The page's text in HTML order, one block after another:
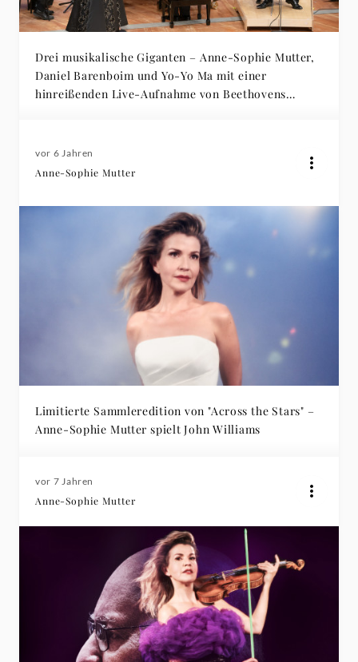
Drei musikalische Giganten – Anne-Sophie Mutter,
Daniel Barenboim und Yo-Yo Ma mit einer
hinreißenden Live-Aufnahme von Beethovens
vor 6 Jahren
Anne-Sophie Mutter
Limitierte Sammleredition von "Across the Stars" –
Anne-Sophie Mutter spielt John Williams
vor 7 Jahren
Anne-Sophie Mutter